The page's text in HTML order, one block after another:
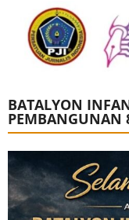
BATALYON
PEMBANGUNAN